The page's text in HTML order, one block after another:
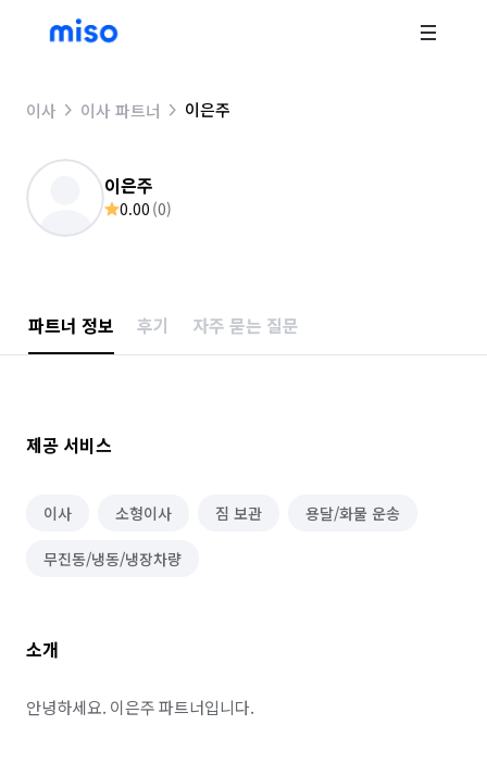
이사 이사 파트너 이은주
이은주
0.00 (0)
파트너 정보 후기 자주 묻는 질문
제공 서비스
이사 소형이사 짐 보관 용달/화물 운송
무진동/냉동/냉장차량
소개
안녕하세요. 이은주 파트너입니다.